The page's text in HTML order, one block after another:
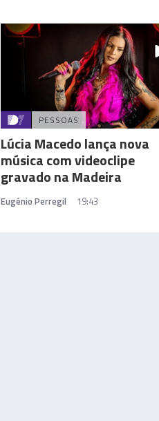
PESSOAS
Lúcia Macedo lança nova
música com videoclipe
gravado na Madeira
Eugénio Perregil 19:43